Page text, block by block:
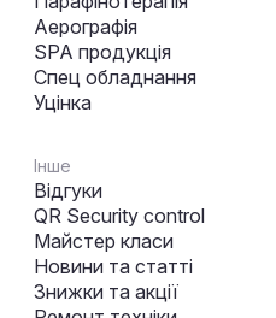
Аерографія
SPA продукція
Спец обладнання
Уцінка
Інше
Відгуки
QR Security control
Майстер класи
Новини та статті
Знижки та акції